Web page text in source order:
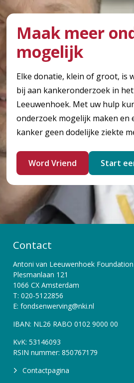
Maak meer
mogelijk
Elke donatie, klein of groot, is
bij aan kankeronderzoek in
Leeuwenhoek. Met uw hulp
onderzoek mogelijk maken en
kanker geen dodelijke ziekte
Word Vriend Start
Contact
Antoni van Leeuwenhoek Foundation
Plesmanlaan 121
1066 CX Amsterdam
T: 020-5122856
E: fondsenwerving@nki.nl
IBAN: NL26 RABO 0102 9000 00
KvK: 53146093
RSIN nummer: 850767179
Contactpagina